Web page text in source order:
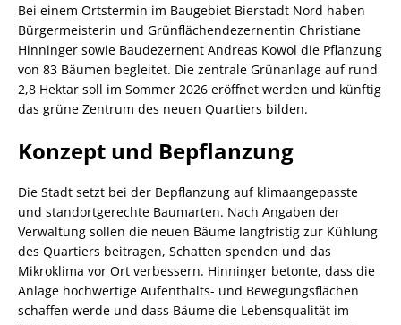
Bei einem Ortstermin im Baugebiet Bierstadt Nord haben
Bürgermeisterin und Grünflächendezernentin Christiane
Hinninger sowie Baudezernent Andreas Kowol die Pflanzung
von 83 Bäumen begleitet. Die zentrale Grünanlage auf rund
2,8 Hektar soll im Sommer 2026 eröffnet werden und künftig
das grüne Zentrum des neuen Quartiers bilden.
Konzept und Bepflanzung
Die Stadt setzt bei der Bepflanzung auf klimaangepasste
und standortgerechte Baumarten. Nach Angaben der
Verwaltung sollen die neuen Bäume langfristig zur Kühlung
des Quartiers beitragen, Schatten spenden und das
Mikroklima vor Ort verbessern. Hinninger betonte, dass die
Anlage hochwertige Aufenthalts- und Bewegungsflächen
schaffen werde und dass Bäume die Lebensqualität im